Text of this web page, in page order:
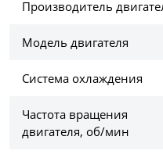
Производитель
Модель двигателя
Система охлаждения
Частота вращения
двигателя, об/мин